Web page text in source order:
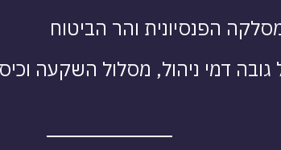
הפנסיונית והר הביטוח
דמי ניהול, מסלול השקעה